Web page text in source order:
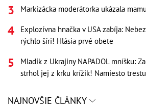
Markizácka moderátorka ukázala
Explozívna hnačka v USA zabíja:
rýchlo šíri! Hlásia prvé obete
Mladík z Ukrajiny NAPADOL mníšku:
strhol jej z krku krížik! Namiesto
NAJNOVŠIE ČLÁNKY